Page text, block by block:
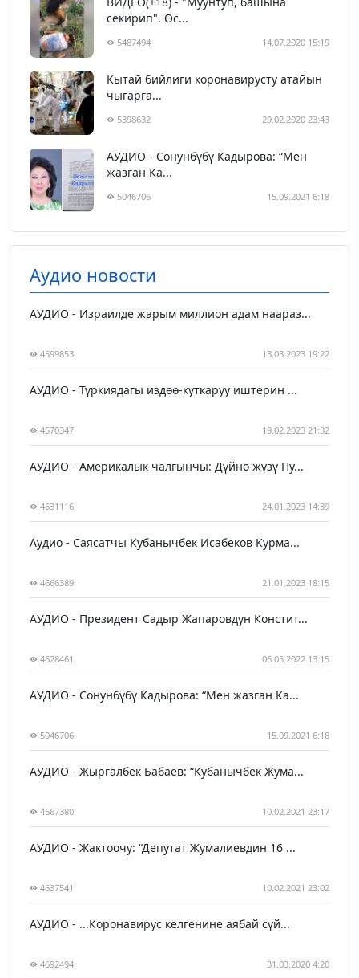
секирип". Өс...
5487494 14.07.2020 15:19
Кытай бийлиги коронавирусту атайын
чыгарга...
5398632 29.02.2020 23:43
АУДИО - Сонунбүбү Кадырова: “Мен
жазган Ка...
5046706 15.09.2021 6:18
Аудио новости
АУДИО - Израилде жарым миллион адам наараз...
4599853 13.03.2023 19:22
АУДИО - Түркиядагы издөө-куткаруу иштерин ...
4570347 19.02.2023 21:32
АУДИО - Америкалык чалгынчы: Дүйнө жүзү Пу...
4631116 24.01.2023 14:39
Аудио - Саясатчы Кубанычбек Исабеков Курма...
4666389 21.01.2023 18:15
АУДИО - Президент Садыр Жапаровдун Констит...
4628461 06.05.2022 13:15
АУДИО - Сонунбүбү Кадырова: “Мен жазган Ка...
5046706 15.09.2021 6:18
АУДИО - Жыргалбек Бабаев: “Кубанычбек Жума...
4667380 10.02.2021 23:17
АУДИО - Жактоочу: “Депутат Жумалиевдин 16 ...
4637541 10.02.2021 23:02
АУДИО - ...Коронавирус келгенине аябай сүй...
4692494 31.03.2020 4:20